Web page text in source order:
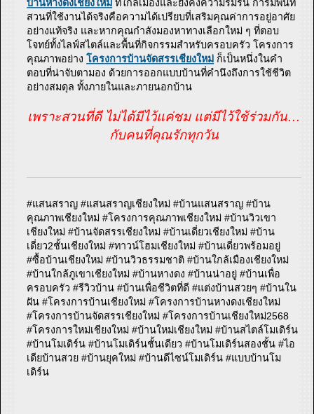
บ้านหางดงเชียงใหม่ ที่ใกล้เมืองและยังคงความร่มรื่น การมีพื้นที่
สวนที่ใช้งานได้จริงคือความได้เปรียบที่เสริมคุณค่าการอยู่อาศัย
อย่างแท้จริง และหากคุณกำลังมองหาทางเลือกใหม่ ๆ ที่ตอบ
โจทย์ทั้งไลฟ์สไตล์และพื้นที่กิจกรรมสำหรับครอบครัว โครงการ
คุณภาพอย่างโครงการบ้านจัดสรรเชียงใหม่ ก็เป็นหนึ่งในคำ
ตอบที่น่าจับตามอง ด้วยการออกแบบบ้านที่คำนึงถึงการใช้ชีวิต
อย่างสมดุล ทั้งภายในและภายนอกบ้าน
เพราะสวนที่ดี ไม่ได้มีไว้แค่ชม แต่มีไว้ใช้ร่วมกัน…
กับคนที่คุณรักทุกวัน
#แสนสราญ #แสนสราญเชียงใหม่ #บ้านแสนสราญ #บ้าน
คุณภาพเชียงใหม่ #โครงการคุณภาพเชียงใหม่ #บ้านวิวเขา
เชียงใหม่ #บ้านจัดสรรเชียงใหม่ #บ้านเดี่ยวเชียงใหม่ #บ้าน
เดี่ยว2ชั้นเชียงใหม่ #ทาวน์โฮมเชียงใหม่ #บ้านเดี่ยวพร้อมอยู่
#ซื้อบ้านเชียงใหม่ #บ้านวิวธรรมชาติ #บ้านใกล้เมืองเชียงใหม่
#บ้านใกล้ภูเขาเชียงใหม่ #บ้านหางดง #บ้านน่าอยู่ #บ้านเพื่อ
ครอบครัว #รีวิวบ้าน #บ้านเพื่อชีวิตที่ดี #แต่งบ้านสวยๆ #บ้านใน
ฝัน #โครงการบ้านเชียงใหม่ #โครงการบ้านหางดงเชียงใหม่
#โครงการบ้านจัดสรรเชียงใหม่ #โครงการบ้านเชียงใหม่2568
#โครงการใหม่เชียงใหม่ #บ้านใหม่เชียงใหม่ #บ้านสไตล์โมเดิร์น
#บ้านโมเดิร์น #บ้านโมเดิร์นชั้นเดียว #บ้านโมเดิร์นสองชั้น #ไอ
เดียบ้านสวย #บ้านยุคใหม่ #บ้านดีไซน์โมเดิร์น #แบบบ้านโม
เดิร์น